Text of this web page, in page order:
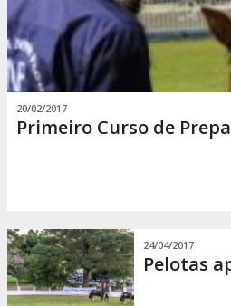
20/02/2017
Primeiro Curso de
24/04/2017
Pelotas